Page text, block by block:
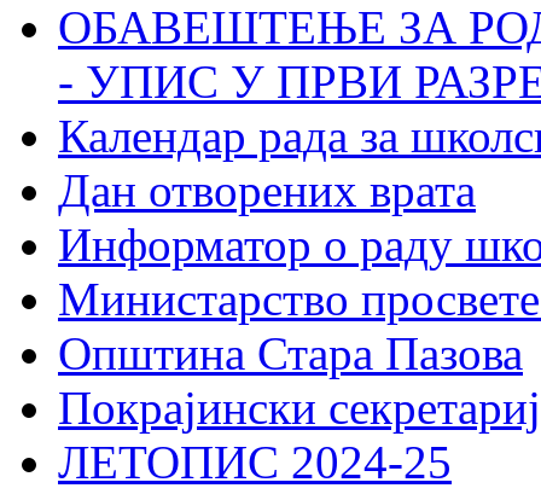
ОБАВЕШТЕЊЕ ЗА
- УПИС У ПРВИ
Календар рада за
Дан отворених врата
Информатор о раду
Министарство
Општина Стара Пазова
Покрајински
ЛЕТОПИС 2024-25